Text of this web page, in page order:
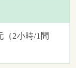
（2小時/1間